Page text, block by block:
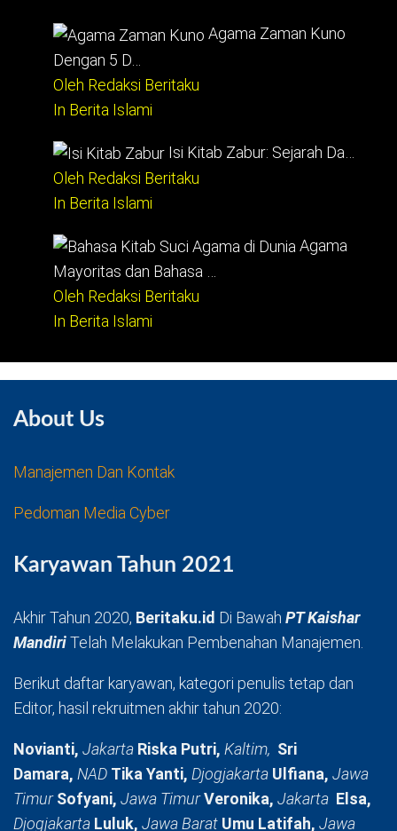
Agama Zaman Kuno
Dengan 5 D…
Oleh Redaksi Beritaku
In Berita Islami
Isi Kitab Zabur: Sejarah Da…
Oleh Redaksi Beritaku
In Berita Islami
Agama
Mayoritas dan Bahasa …
Oleh Redaksi Beritaku
In Berita Islami
About Us
Manajemen Dan Kontak
Pedoman Media Cyber
Karyawan Tahun 2021
Akhir Tahun 2020, Beritaku.id Di Bawah PT Kaishar
MandiriTelah Melakukan Pembenahan Manajemen.
Berikut daftar karyawan, kategori penulis tetap dan
Editor, hasil rekruitmen akhir tahun 2020:
Novianti, Jakarta Riska Putri, Kaltim, Sri
Damara, NAD Tika Yanti, Djogjakarta Ulfiana, Jawa
TimurSofyani, Jawa TimurVeronika, Jakarta Elsa,
Djogjakarta Luluk, Jawa Barat Umu Latifah, Jawa